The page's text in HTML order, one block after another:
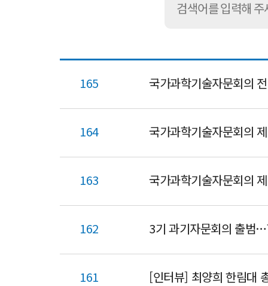
165 국가과학기술자문회의
164 국가과학기술자문회의
163 국가과학기술자문회의
162 3기 과기자문회의 출범
161